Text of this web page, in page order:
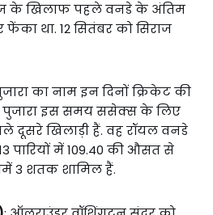
के खिलाफ पहले वनडे के अंतिम
था. 12 सितंबर को सिराज
का नाम इन दिनों क्रिकेट की
पुजारा इस समय ससेक्स के लिए
दूसरे खिलाड़ी हैं. वह रॉयल वनडे
पारियों में 109.40 की औसत से
3 शतक शामिल हैं.